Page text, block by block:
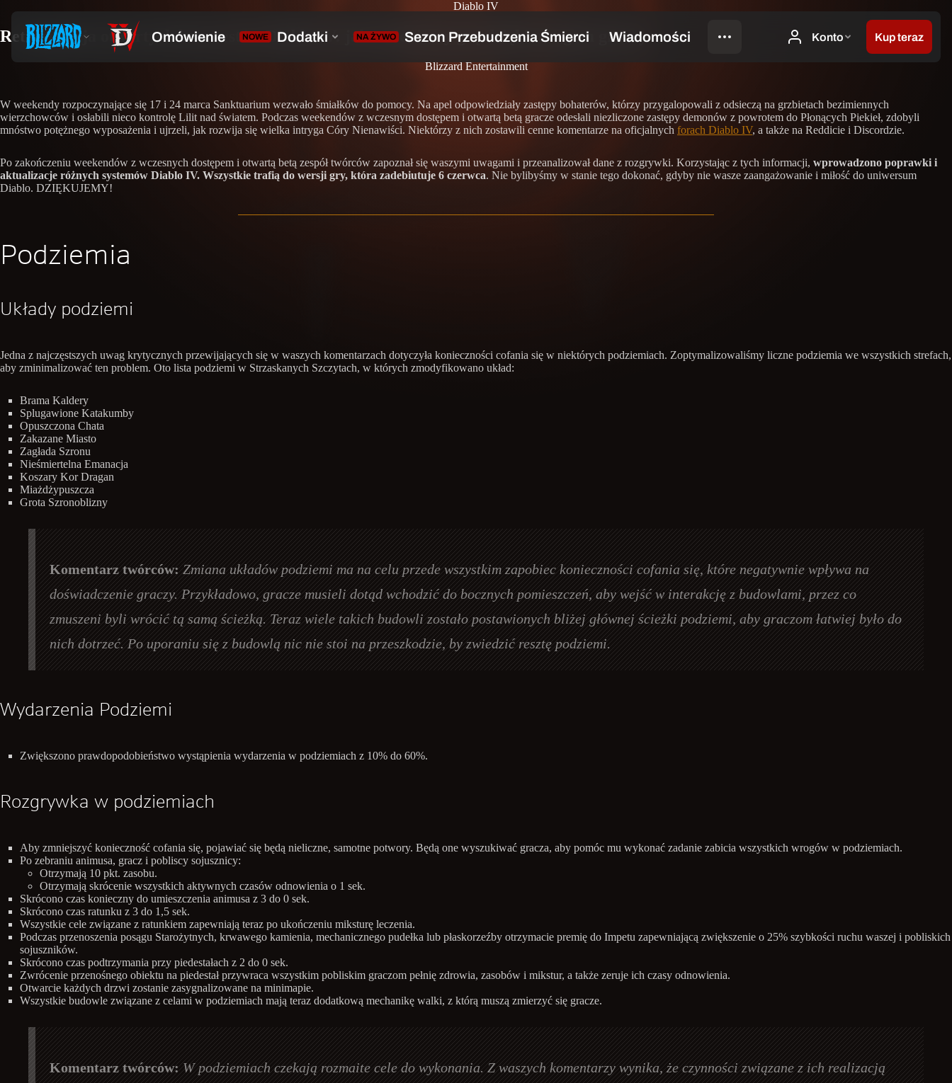
Diablo IV
Retrospekcja otwartych beta-testów Diablo IV: jak zmieniamy grę dzięki uwagom graczy
Blizzard Entertainment
W weekendy rozpoczynające się 17 i 24 marca Sanktuarium wezwało śmiałków do pomocy. Na apel odpowiedziały zastępy bohaterów, którzy przygalopowali z odsieczą na grzbietach bezimiennych
wierzchowców i osłabili nieco kontrolę Lilit nad światem. Podczas weekendów z wczesnym dostępem i otwartą betą gracze odesłali niezliczone zastępy demonów z powrotem do Płonących Piekieł, zdobyli
mnóstwo potężnego wyposażenia i ujrzeli, jak rozwija się wielka intryga Córy Nienawiści. Niektórzy z nich zostawili cenne komentarze na oficjalnych forach Diablo IV, a także na Reddicie i Discordzie.
Po zakończeniu weekendów z wczesnych dostępem i otwartą betą zespół twórców zapoznał się waszymi uwagami i przeanalizował dane z rozgrywki. Korzystając z tych informacji, wprowadzono poprawki i
aktualizacje różnych systemów Diablo IV. Wszystkie trafią do wersji gry, która zadebiutuje 6 czerwca. Nie bylibyśmy w stanie tego dokonać, gdyby nie wasze zaangażowanie i miłość do uniwersum
Diablo. DZIĘKUJEMY!
Podziemia
Układy podziemi
Jedna z najczęstszych uwag krytycznych przewijających się w waszych komentarzach dotyczyła konieczności cofania się w niektórych podziemiach. Zoptymalizowaliśmy liczne podziemia we wszystkich strefach,
aby zminimalizować ten problem. Oto lista podziemi w Strzaskanych Szczytach, w których zmodyfikowano układ:
Brama Kaldery
Splugawione Katakumby
Opuszczona Chata
Zakazane Miasto
Zagłada Szronu
Nieśmiertelna Emanacja
Koszary Kor Dragan
Miażdżypuszcza
Grota Szronoblizny
Komentarz twórców:Zmiana układów podziemi ma na celu przede wszystkim zapobiec konieczności cofania się, które negatywnie wpływa na
doświadczenie graczy. Przykładowo, gracze musieli dotąd wchodzić do bocznych pomieszczeń, aby wejść w interakcję z budowlami, przez co
zmuszeni byli wrócić tą samą ścieżką. Teraz wiele takich budowli zostało postawionych bliżej głównej ścieżki podziemi, aby graczom łatwiej było do
nich dotrzeć. Po uporaniu się z budowlą nic nie stoi na przeszkodzie, by zwiedzić resztę podziemi.
Wydarzenia Podziemi
Zwiększono prawdopodobieństwo wystąpienia wydarzenia w podziemiach z 10% do 60%.
Rozgrywka w podziemiach
Aby zmniejszyć konieczność cofania się, pojawiać się będą nieliczne, samotne potwory. Będą one wyszukiwać gracza, aby pomóc mu wykonać zadanie zabicia wszystkich wrogów w podziemiach.
Po zebraniu animusa, gracz i pobliscy sojusznicy:
Otrzymają 10 pkt. zasobu.
Otrzymają skrócenie wszystkich aktywnych czasów odnowienia o 1 sek.
Skrócono czas konieczny do umieszczenia animusa z 3 do 0 sek.
Skrócono czas ratunku z 3 do 1,5 sek.
Wszystkie cele związane z ratunkiem zapewniają teraz po ukończeniu miksturę leczenia.
Podczas przenoszenia posągu Starożytnych, krwawego kamienia, mechanicznego pudełka lub płaskorzeźby otrzymacie premię do Impetu zapewniającą zwiększenie o 25% szybkości ruchu waszej i pobliskich
sojuszników.
Skrócono czas podtrzymania przy piedestałach z 2 do 0 sek.
Zwrócenie przenośnego obiektu na piedestał przywraca wszystkim pobliskim graczom pełnię zdrowia, zasobów i mikstur, a także zeruje ich czasy odnowienia.
Otwarcie każdych drzwi zostanie zasygnalizowane na minimapie.
Wszystkie budowle związane z celami w podziemiach mają teraz dodatkową mechanikę walki, z którą muszą zmierzyć się gracze.
Komentarz twórców:W podziemiach czekają rozmaite cele do wykonania. Z waszych komentarzy wynika, że czynności związane z ich realizacją